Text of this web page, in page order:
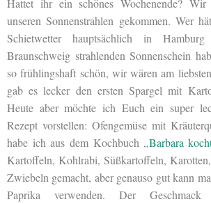
Hattet ihr ein schönes Wochenende?
unseren Sonnenstrahlen gekommen. Wer
Schietwetter hauptsächlich in
Braunschweig strahlenden Sonnenschein
so frühlingshaft schön, wir wären am
gab es lecker den ersten Spargel mit
Heute aber möchte ich Euch ein super
Rezept vorstellen: Ofengemüse mit
habe ich aus dem Kochbuch „Barbara
Kartoffeln, Kohlrabi, Süßkartoffeln,
Zwiebeln gemacht, aber genauso gut kann
Paprika verwenden. Der Geschmack